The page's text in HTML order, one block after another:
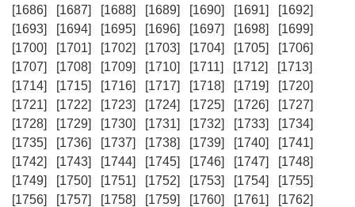
[1686]
[1687] [1688] [1689] [1690] [1691]
[1692]
[1693]
[1694] [1695] [1696] [1697] [1698]
[1699]
[1700]
[1701] [1702] [1703] [1704] [1705]
[1706]
[1707]
[1708] [1709] [1710] [1711] [1712]
[1713]
[1714]
[1715] [1716] [1717] [1718] [1719]
[1720]
[1721]
[1722] [1723] [1724] [1725] [1726]
[1727]
[1728]
[1729] [1730] [1731] [1732] [1733]
[1734]
[1735]
[1736] [1737] [1738] [1739] [1740]
[1741]
[1742]
[1743] [1744] [1745] [1746] [1747]
[1748]
[1749]
[1750] [1751] [1752] [1753] [1754]
[1755]
[1756]
[1757] [1758] [1759] [1760] [1761]
[1762]